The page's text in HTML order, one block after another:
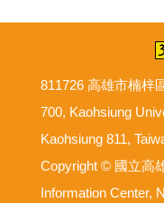
811726 高雄市楠梓
700, Kaohsiung
Kaohsiung 811,
Copyright © 國立高
Information Center,